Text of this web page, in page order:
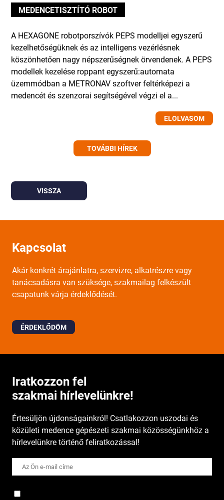
MEDENCETISZTÍTÓ ROBOT
A HEXAGONE robotporszívók PEPS modelljei egyszerű
kezelhetőségüknek és az intelligens vezérlésnek
köszönhetően nagy népszerűségnek örvendenek. A PEPS
modellek kezelése roppant egyszerű:automata
üzemmódban a METRONAV szoftver feltérképezi a
medencét és szenzorai segítségével végzi el a...
ELOLVASOM
TOVÁBBI HÍREK
VISSZA
Kapcsolat
Akár konkrét árajánlatra, szervizre, alkatrészre vagy
tanácsadásra van szüksége, szakmailag felkészült
csapatunk várja érdeklődését.
ÉRDEKLŐDÖM
Iratkozzon fel
szakmai hírlevelünkre!
Értesüljön újdonságainkról! Csatlakozzon uszodai és
közületi medence gépészeti szakmai közösségünkhöz a
hírlevelünkre történő feliratkozással!